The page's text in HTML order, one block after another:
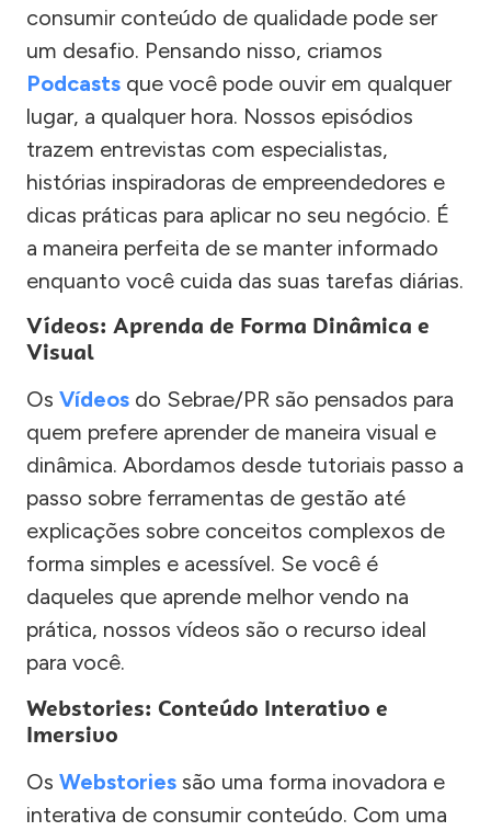
consumir conteúdo de qualidade pode ser
um desafio. Pensando nisso, criamos
Podcasts que você pode ouvir em qualquer
lugar, a qualquer hora. Nossos episódios
trazem entrevistas com especialistas,
histórias inspiradoras de empreendedores e
dicas práticas para aplicar no seu negócio. É
a maneira perfeita de se manter informado
enquanto você cuida das suas tarefas diárias.
Vídeos: Aprenda de Forma Dinâmica e
Visual
Os Vídeos do Sebrae/PR são pensados para
quem prefere aprender de maneira visual e
dinâmica. Abordamos desde tutoriais passo a
passo sobre ferramentas de gestão até
explicações sobre conceitos complexos de
forma simples e acessível. Se você é
daqueles que aprende melhor vendo na
prática, nossos vídeos são o recurso ideal
para você.
Webstories: Conteúdo Interativo e
Imersivo
Os Webstories são uma forma inovadora e
interativa de consumir conteúdo. Com uma